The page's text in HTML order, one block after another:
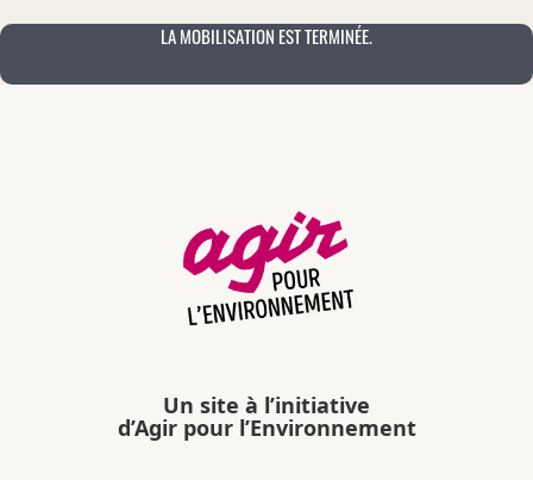
LA MOBILISATION EST TERMINÉE.
Un site à l’initiative
d’Agir pour l’Environnement